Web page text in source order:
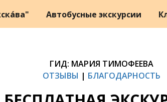
Автобусные экскурсии
ГИД: МАРИЯ ТИМОФЕЕВА
ОТЗЫВЫ | БЛАГОДАРНОСТЬ